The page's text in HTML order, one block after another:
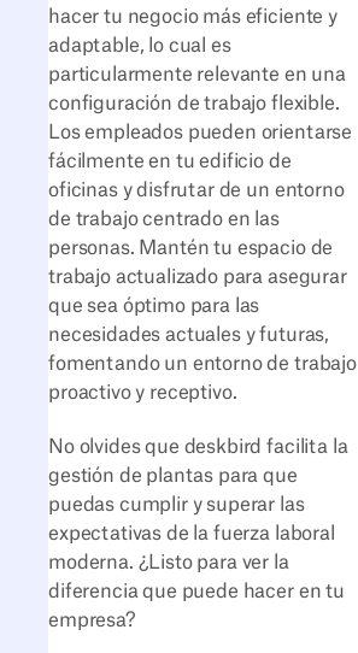
hacer tu negocio más eficiente y
adaptable, lo cual es
particularmente relevante en una
configuración de trabajo flexible.
Los empleados pueden orientarse
fácilmente en tu edificio de
oficinas y disfrutar de un entorno
de trabajo centrado en las
personas. Mantén tu espacio de
trabajo actualizado para asegurar
que sea óptimo para las
necesidades actuales y futuras,
fomentando un entorno de trabajo
proactivo y receptivo.
No olvides que deskbird facilita la
gestión de plantas para que
puedas cumplir y superar las
expectativas de la fuerza laboral
moderna. ¿Listo para ver la
diferencia que puede hacer en tu
empresa?